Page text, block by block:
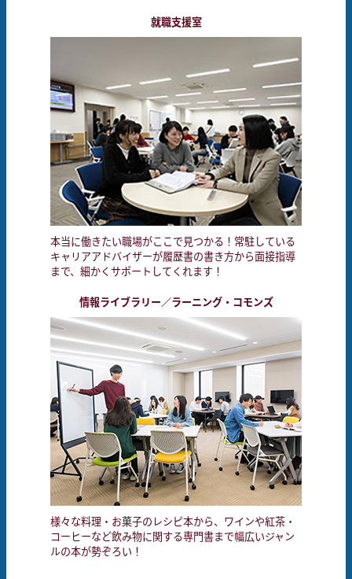
就職支援室
本当に働きたい職場がここで見つかる！常駐している
キャリアアドバイザーが履歴書の書き方から面接指導
まで、細かくサポートしてくれます！
情報ライブラリー／ラーニング・コモンズ
様々な料理・お菓子のレシピ本から、ワインや紅茶・
コーヒーなど飲み物に関する専門書まで幅広いジャン
ルの本が勢ぞろい！